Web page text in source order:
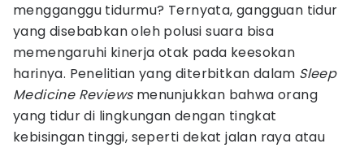
mengganggu tidurmu? Ternyata, gangguan tidur
yang disebabkan oleh polusi suara bisa
memengaruhi kinerja otak pada keesokan
harinya. Penelitian yang diterbitkan dalam Sleep
Medicine Reviewsmenunjukkan bahwa orang
yang tidur di lingkungan dengan tingkat
kebisingan tinggi, seperti dekat jalan raya atau